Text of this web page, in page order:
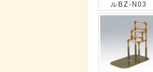
ルBZ-N03